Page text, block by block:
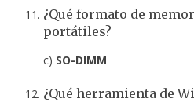
¿Qué formato de
portátiles?
c) SO-DIMM
¿Qué herramienta de